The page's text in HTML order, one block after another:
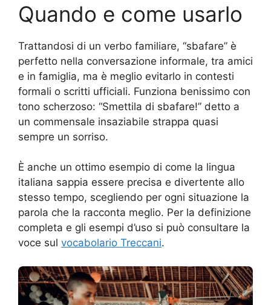
Quando e come usarlo
Trattandosi di un verbo familiare, “sbafare” è
perfetto nella conversazione informale, tra amici
e in famiglia, ma è meglio evitarlo in contesti
formali o scritti ufficiali. Funziona benissimo con
tono scherzoso: “Smettila di sbafare!” detto a
un commensale insaziabile strappa quasi
sempre un sorriso.
È anche un ottimo esempio di come la lingua
italiana sappia essere precisa e divertente allo
stesso tempo, scegliendo per ogni situazione la
parola che la racconta meglio. Per la definizione
completa e gli esempi d’uso si può consultare la
voce sul vocabolario Treccani.